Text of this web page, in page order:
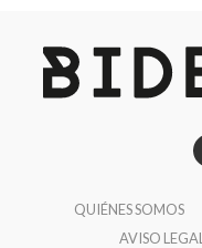
QUIÉNES SOMOS
AVISO LEGAL